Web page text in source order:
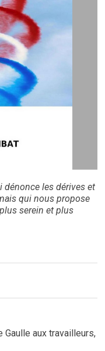
dénonce les dérives et
qui nous propose
serein et plus
Gaulle aux travailleurs,